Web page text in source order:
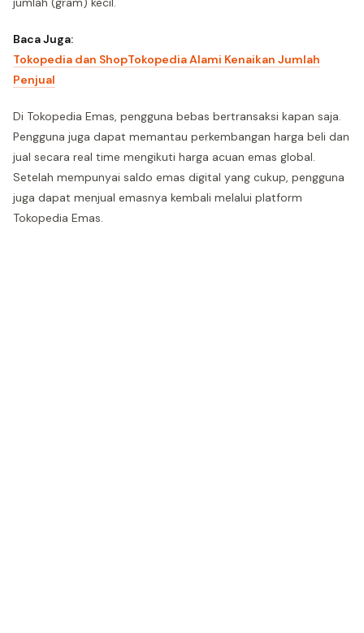
Baca Juga:
Tokopedia dan ShopTokopedia Alami Kenaikan Jumlah
Penjual
Di Tokopedia Emas, pengguna bebas bertransaksi kapan saja.
Pengguna juga dapat memantau perkembangan harga beli dan
jual secara real time mengikuti harga acuan emas global.
Setelah mempunyai saldo emas digital yang cukup, pengguna
juga dapat menjual emasnya kembali melalui platform
Tokopedia Emas.